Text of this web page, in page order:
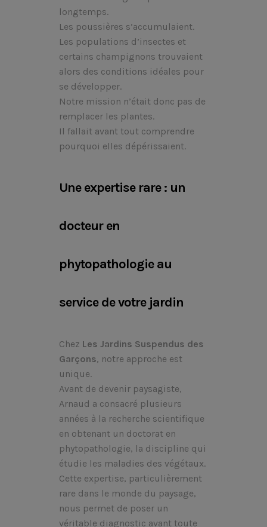
longtemps.
Les poussières s’accumulaient.
Les populations d’insectes et
certains champignons trouvaient
alors des conditions idéales pour
se développer.
Notre mission n’était donc pas de
remplacer les plantes.
Il fallait avant tout comprendre
pourquoi elles dépérissaient.
Une expertise rare : un
docteur en
phytopathologie au
service de votre jardin
Chez Les Jardins Suspendus des
Garçons, notre approche est
unique.
Avant de devenir paysagiste,
Arnaud a consacré plusieurs
années à la recherche scientifique
en obtenant un doctorat en
phytopathologie, la discipline qui
étudie les maladies des végétaux.
Cette expertise, particulièrement
rare dans le monde du paysage,
nous permet de poser un
véritable diagnostic avant toute